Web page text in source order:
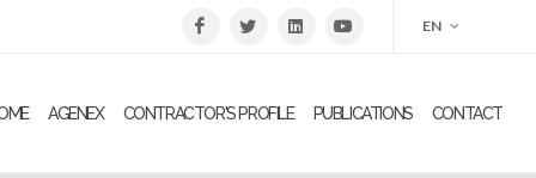
EN
AGENEX CONTRACTOR'S PROFILE PUBLICATIONS CONTACT